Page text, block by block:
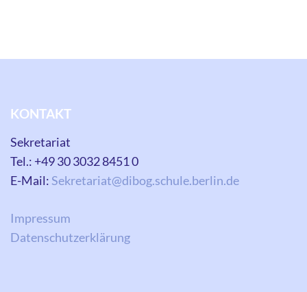
KONTAKT
Sekretariat
Tel.: +49 30 3032 8451 0
E-Mail: Sekretariat@dibog.schule.berlin.de
Impressum
Datenschutzerklärung